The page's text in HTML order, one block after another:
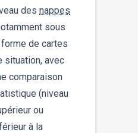
des nappes
sous
forme de cartes
situation, avec
comparaison
(niveau
ou
à la